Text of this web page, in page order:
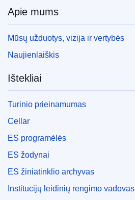
Apie mums
Mūsų užduotys, vizija ir vertybės
Naujienlaiškis
Ištekliai
Turinio prieinamumas
Cellar
ES programėlės
ES žodynai
ES žiniatinklio archyvas
Institucijų leidinių rengimo vadovas